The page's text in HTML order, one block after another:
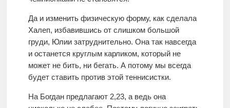
Да и изменить физическую форму, как сделала
Халеп, избавившись от слишком большой
груди, Юлии затруднительно. Она так навсегда
и останется круглым карликом, который не
может не бить, ни бегать. А потому мы всегда
будет ставить против этой теннисистки.
На Богдан предлагают 2,23, а ведь она